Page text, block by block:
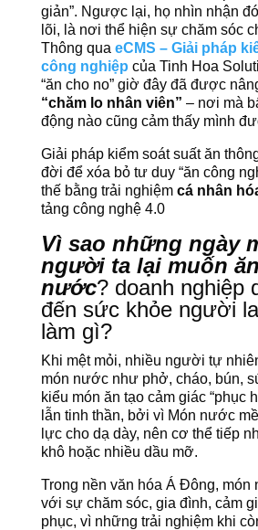
giản”. Ngược lại, họ nhìn nhận
lõi, là nơi thể hiện sự chăm sóc
Thông qua eCMS – Giải pháp
công nghiệp của Tinh Hoa
“ăn cho no” giờ đây đã được
“chăm lo nhân viên” – nơi mà
động nào cũng cảm thấy mình
Giải pháp kiểm soát suất ăn
đời để xóa bỏ tư duy “ăn công
thế bằng trải nghiệm cá nhân
tảng công nghệ 4.0
Vì sao những ngày
người ta lại muốn
nước? doanh nghiệp
đến sức khỏe người
làm gì?
Khi mệt mỏi, nhiều người tự
món nước như phở, cháo, bún,
kiểu món ăn tạo cảm giác “phục
lẫn tinh thần, bởi vì Món nước
lực cho dạ dày, nên cơ thể tiếp
khô hoặc nhiều dầu mỡ.
Trong nền văn hóa Á Đông, món
với sự chăm sóc, gia đình, cảm
phục, vì những trải nghiệm khi